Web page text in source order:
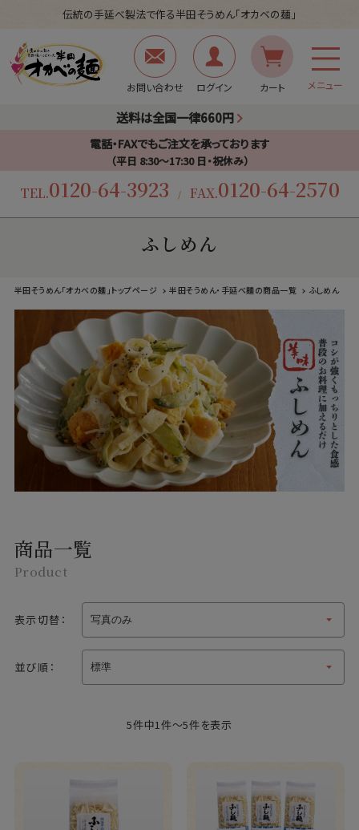
伝統の手延べ製法で作る半田そうめん「オカベの麺」
お問い合わせ ログイン カート メニュー
送料は全国一律660円
電話・FAXでもご注文を承っております
（平日 8:30〜17:30 日・祝休み）
TEL.0120-64-3923 / FAX.0120-64-2570
半田そうめん「オカベの麺」トップページ 半田そうめん・手延べ麺の商品一覧 ふしめん
ふしめん
商品一覧
Product
表示切替：
並び順：
5件中1件～5件を表示